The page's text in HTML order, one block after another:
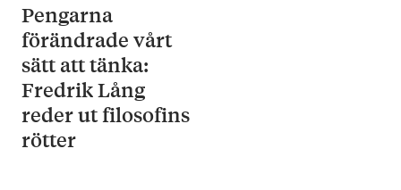
Pengarna
förändrade vårt
sätt att tänka:
Fredrik Lång
reder ut filosofins
rötter